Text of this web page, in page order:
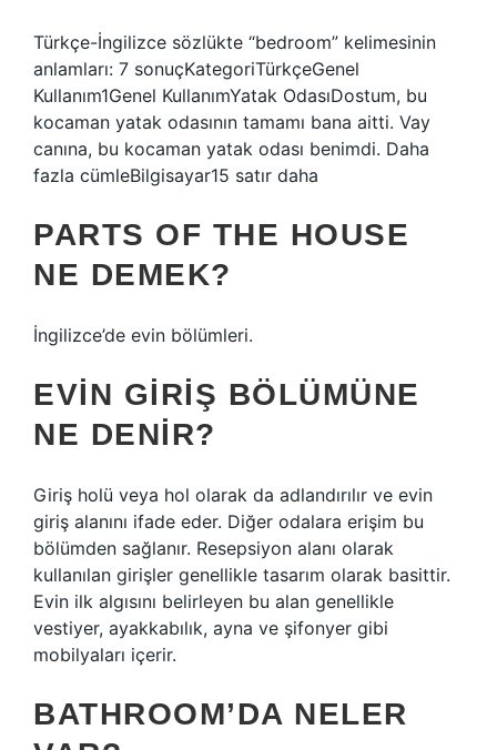
Türkçe-İngilizce sözlükte “bedroom” kelimesinin
anlamları: 7 sonuçKategoriTürkçeGenel
Kullanım1Genel KullanımYatak OdasıDostum, bu
kocaman yatak odasının tamamı bana aitti. Vay
canına, bu kocaman yatak odası benimdi. Daha
fazla cümleBilgisayar15 satır daha
PARTS OF THE HOUSE
NE DEMEK?
İngilizce’de evin bölümleri.
EVIN GIRIŞ BÖLÜMÜNE
NE DENIR?
Giriş holü veya hol olarak da adlandırılır ve evin
giriş alanını ifade eder. Diğer odalara erişim bu
bölümden sağlanır. Resepsiyon alanı olarak
kullanılan girişler genellikle tasarım olarak basittir.
Evin ilk algısını belirleyen bu alan genellikle
vestiyer, ayakkabılık, ayna ve şifonyer gibi
mobilyaları içerir.
BATHROOM’DA NELER